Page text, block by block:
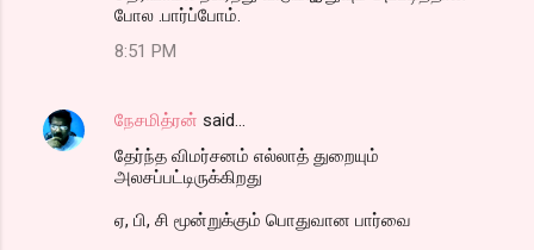
போல .பார்ப்போம்.
8:51 PM
நேசமித்ரன் said…
தேர்ந்த விமர்சனம் எல்லாத் துறையும்
அலசப்பட்டிருக்கிறது
ஏ, பி, சி மூன்றுக்கும் பொதுவான பார்வை